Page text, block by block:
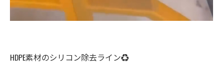
HDPE素材のシリコン除去ライン♻️